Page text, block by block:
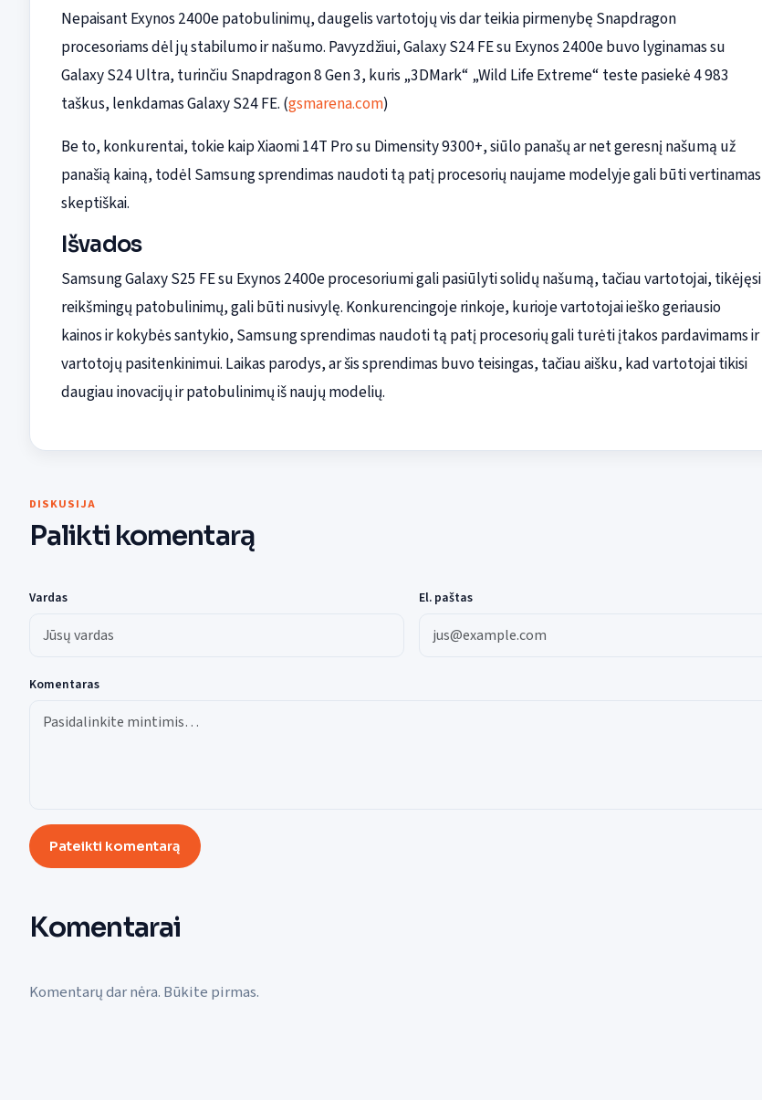
Nepaisant Exynos 2400e patobulinimų, daugelis vartotojų vis dar teikia pirmenybę Snapdragon
procesoriams dėl jų stabilumo ir našumo. Pavyzdžiui, Galaxy S24 FE su Exynos 2400e buvo lyginamas su
Galaxy S24 Ultra, turinčiu Snapdragon 8 Gen 3, kuris „3DMark“ „Wild Life Extreme“ teste pasiekė 4 983
taškus, lenkdamas Galaxy S24 FE. (gsmarena.com)
Be to, konkurentai, tokie kaip Xiaomi 14T Pro su Dimensity 9300+, siūlo panašų ar net geresnį našumą už
panašią kainą, todėl Samsung sprendimas naudoti tą patį procesorių naujame modelyje gali būti vertinamas
skeptiškai.
Išvados
Samsung Galaxy S25 FE su Exynos 2400e procesoriumi gali pasiūlyti solidų našumą, tačiau vartotojai, tikėjęsi
reikšmingų patobulinimų, gali būti nusivylę. Konkurencingoje rinkoje, kurioje vartotojai ieško geriausio
kainos ir kokybės santykio, Samsung sprendimas naudoti tą patį procesorių gali turėti įtakos pardavimams ir
vartotojų pasitenkinimui. Laikas parodys, ar šis sprendimas buvo teisingas, tačiau aišku, kad vartotojai tikisi
daugiau inovacijų ir patobulinimų iš naujų modelių.
DISKUSIJA
Palikti komentarą
Vardas El. paštas
Komentaras
Pateikti komentarą
Komentarai
Komentarų dar nėra. Būkite pirmas.